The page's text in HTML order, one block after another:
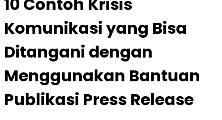
Komunikasi yang Bisa
Ditangani dengan
Menggunakan Bantuan
Publikasi Press Release